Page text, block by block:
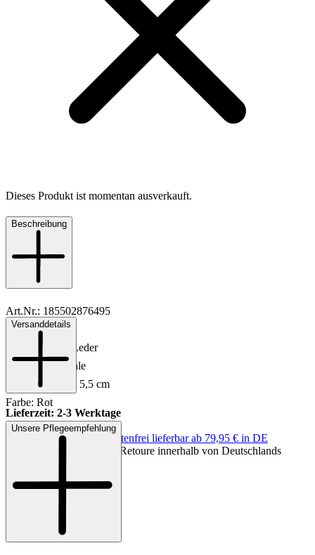
Dieses Produkt ist momentan ausverkauft.
Beschreibung
Art.Nr.: 185502876495
Material: Leder
Innenmaterial: Leder
Sohle: Ledersohle
Absatzhöhe: ca. 5,5 cm
Farbe: Rot
Versanddetails
Lieferzeit: 2-3 Werktage
Keine Versandkosten:
kostenfrei lieferbar ab 79,95 € in DE
Einfache und Kostenlose Retoure innerhalb von Deutschlands
Unsere Pflegeempfehlung